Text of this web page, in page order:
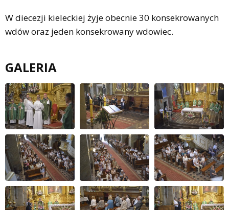
W diecezji kieleckiej żyje obecnie 30 konsekrowanych
wdów oraz jeden konsekrowany wdowiec.
GALERIA